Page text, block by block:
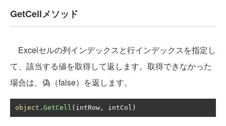
GetCellメソッド
Excelセルの列インデックスと行インデックスを指定し
て、該当する値を取得して返します。取得できなかった
場合は、偽（false）を返します。
object . GetCell ( intRow , intCol )